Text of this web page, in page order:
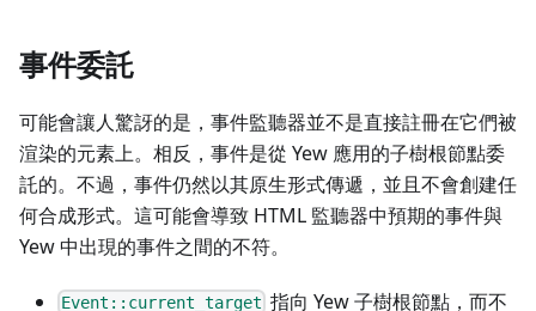
事件委託
可能會讓人驚訝的是，事件監聽器並不是直接註冊在它們被
渲染的元素上。相反，事件是從 Yew 應用的子樹根節點委
託的。不過，事件仍然以其原生形式傳遞，並且不會創建任
何合成形式。這可能會導致 HTML 監聽器中預期的事件與
Yew 中出現的事件之間的不符。
Event::current_target 指向 Yew 子樹根節點，而不